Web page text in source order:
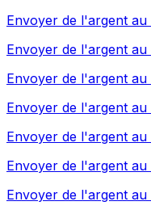
Envoyer de l'argent au
Envoyer de l'argent au
Envoyer de l'argent au
Envoyer de l'argent au
Envoyer de l'argent au
Envoyer de l'argent au
Envoyer de l'argent au